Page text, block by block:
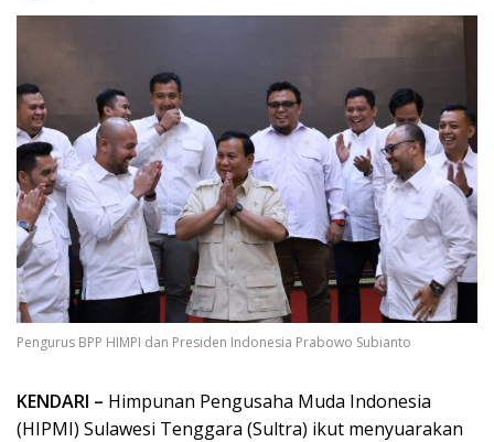
Pengurus BPP HIMPI dan Presiden Indonesia Prabowo Subianto
KENDARI – Himpunan Pengusaha Muda Indonesia
(HIPMI) Sulawesi Tenggara (Sultra) ikut menyuarakan